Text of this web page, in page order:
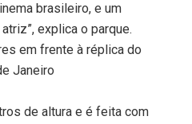
brasileiro, e um
explica o parque.
em frente à réplica do
Janeiro
de altura e é feita com